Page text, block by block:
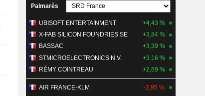
Palmarès
UBISOFT ENTERTAINMENT
+4,43 %
X-FAB SILICON FOUNDRIES SE
+3,84 %
BASSAC
+3,39 %
STMICROELECTRONICS N.V.
+3,16 %
RÉMY COINTREAU
+2,69 %
AIR FRANCE-KLM
-2,95 %